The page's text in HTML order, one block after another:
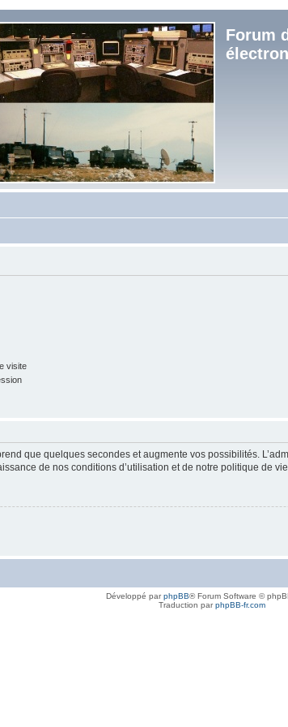
Forum
visite
que quelques secondes et augmente vos possibilités.
de nos conditions d’utilisation et de notre politique de
Développé parphpBB® Forum Software ©
Traduction parphpBB-fr.com